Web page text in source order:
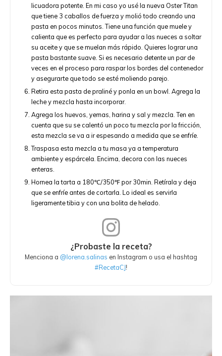
licuadora potente. En mi caso yo usé la nueva Oster Titan
que tiene 3 caballos de fuerza y molió todo creando una
pasta en pocos minutos. Tiene una función que muele y
calienta que es perfecto para ayudar a las nueces a soltar
su aceite y que se muelan más rápido. Quieres lograr una
pasta bastante suave. Si es necesario detente un par de
veces en el proceso para raspar los bordes del contenedor
y asegurarte que todo se esté moliendo parejo.
Retira esta pasta de praliné y ponla en un bowl. Agrega la
leche y mezcla hasta incorporar.
Agrega los huevos, yemas, harina y sal y mezcla. Ten en
cuenta que su se calentó un poco tu mezcla por la fricción,
esta mezcla se va a ir espesando a medida que se enfríe.
Traspasa esta mezcla a tu masa ya a temperatura
ambiente y espárcela. Encima, decora con las nueces
enteras.
Hornea la tarta a 180℃/350℉ por 30min. Retírala y deja
que se enfríe antes de cortarla. Lo ideal es servirla
ligeramente tibia y con una bolita de helado.
¿Probaste la receta?
Menciona a @lorena.salinas en Instagram o usa el hashtag
#RecetaCJ!